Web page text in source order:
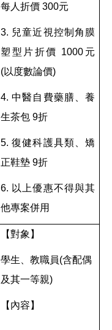
每人折價 300元
3. 兒童近視控制角膜
塑型片折價 1000元
(以度數論價)
4. 中醫自費藥膳、養
生茶包 9折
5. 復健科護具類、矯
正鞋墊 9折
6. 以上優惠不得與其
他專案併用
【對象】
學生、教職員(含配偶
及其一等親)
【內容】